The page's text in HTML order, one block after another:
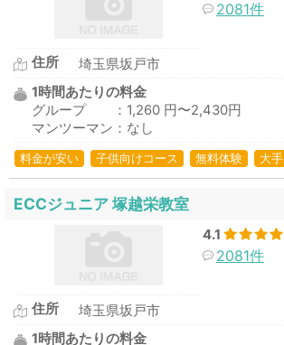
2081件
住所
埼玉県坂戸市
1時間あたりの料金
グループ ：1,260 円〜2,430円
マンツーマン：なし
料金が安い 子供向けコース 無料体験 大手
ECCジュニア 塚越栄教室
4.1
2081件
住所
埼玉県坂戸市
1時間あたりの料金